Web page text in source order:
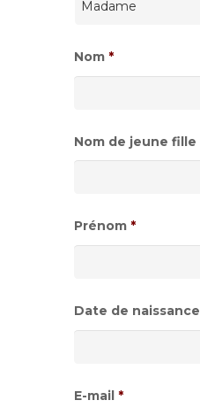
Nom *
Nom de jeune fille
Prénom *
Date de naissance
de
E-mail *